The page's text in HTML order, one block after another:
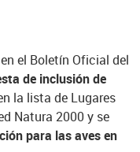
el Boletín Oficial del
de inclusión de
la lista de Lugares
Natura 2000 y se
para las aves en